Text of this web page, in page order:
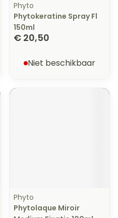
Phyto
Phytokeratine Spray Fl
150ml
€ 20,50
Niet beschikbaar
Phyto
Phytolaque Miroir